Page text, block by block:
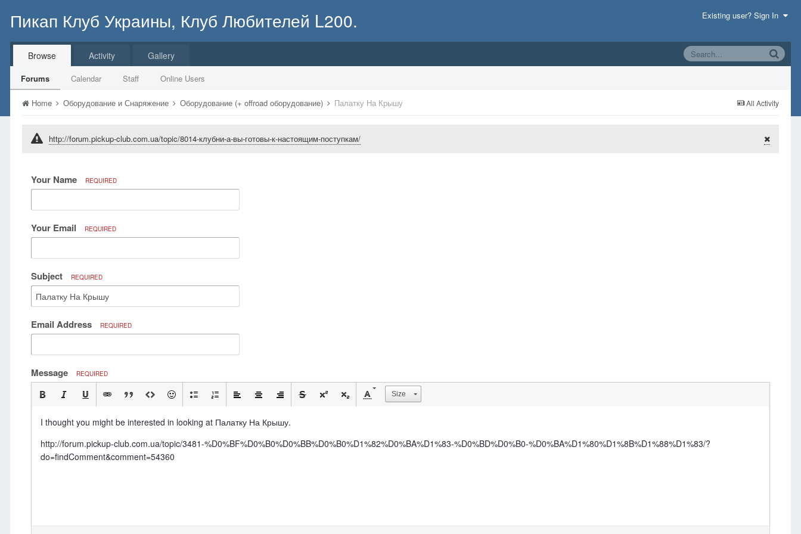
Пикап Клуб Украины, Клуб Любителей L200. Existing user? Sign In
Browse
Forums Calendar Staff Online Users
Activity Gallery
All Activity
Home Оборудование и Снаряжение Оборудование (+ offroad оборудование) Палатку На Крышу
http://forum.pickup-club.com.ua/topic/8014-клубни-а-вы-готовы-к-настоящим-поступкам/
Your Name REQUIRED
Your Email REQUIRED
Subject REQUIRED
Email Address REQUIRED
Message REQUIRED
Size
I thought you might be interested in looking at Палатку На Крышу.
http://forum.pickup-club.com.ua/topic/3481-%D0%BF%D0%B0%D0%BB%D0%B0%D1%82%D0%BA%D1%83-%D0%BD%D0%B0-%D0%BA%D1%80%D1%8B%D1%88%D1%83/?
do=findComment&comment=54360